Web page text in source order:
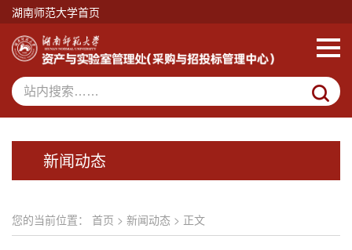
湖南师范大学首页
新闻动态
您的当前位置： 首页 > 新闻动态 > 正文